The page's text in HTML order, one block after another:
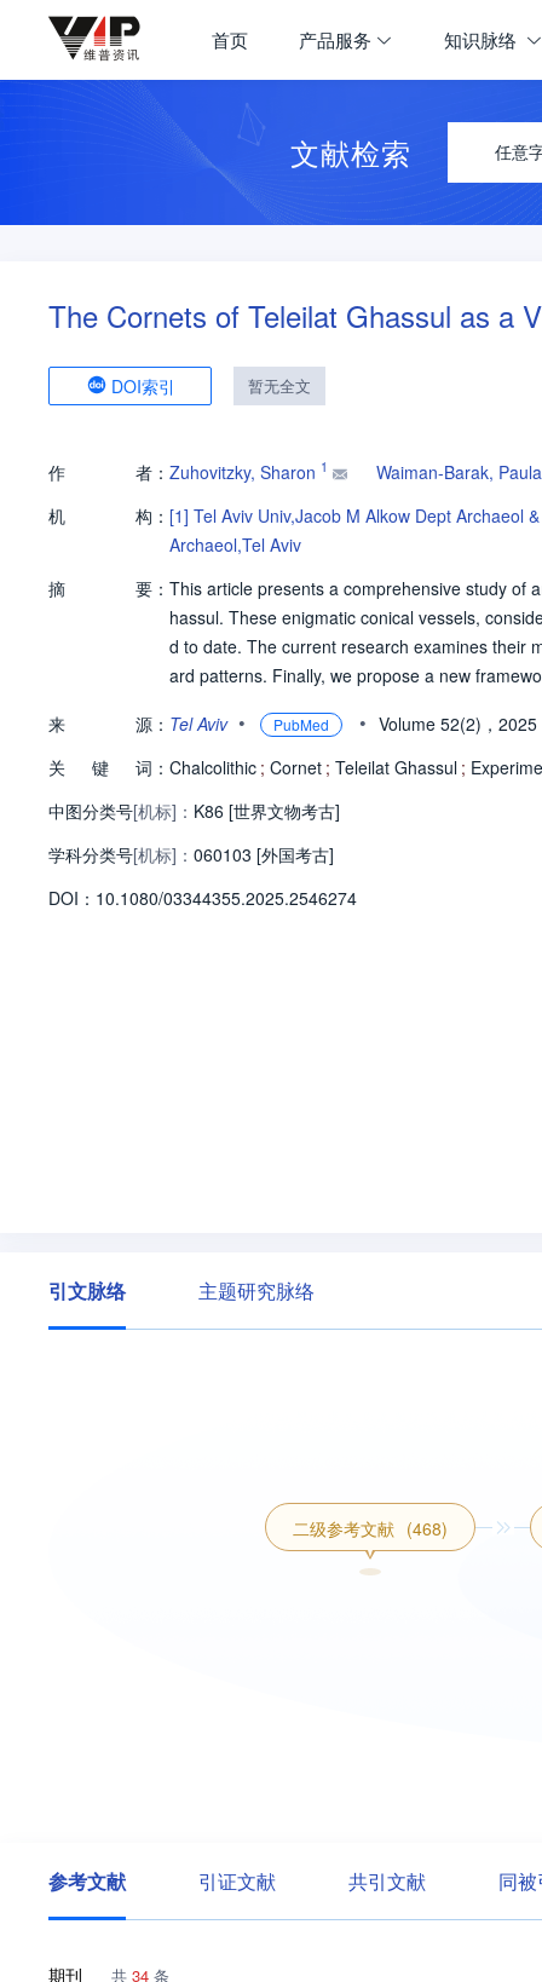
首页 产品服务 知识脉络
文献检索 任意
The Cornets of Teleilat Ghassul as a
DOI索引 暂无全文
作 者： Zuhovitzky, Sharon 1
Waiman-Barak, Paula
机
构： [1] Tel Aviv Univ,Jacob M Alkow Dept Archaeol
Archaeol,Tel Aviv
摘
要： This article presents a comprehensive study of
hassul. These enigmatic conical vessels,
d to date. The current research examines their
ard patterns. Finally, we propose a new
来
源： Tel Aviv • PubMed • Volume 52(2)，2025
关
键 词： Chalcolithic ; Cornet ; Teleilat Ghassul ;
中图分类号[机标]： K86 [世界文物考古]
学科分类号[机标]： 060103 [外国考古]
DOI： 10.1080/03344355.2025.2546274
引文脉络 主题研究脉络
二级参考文献 (468)
参考文献 引证文献 共引文献 同
期刊 共 34 条